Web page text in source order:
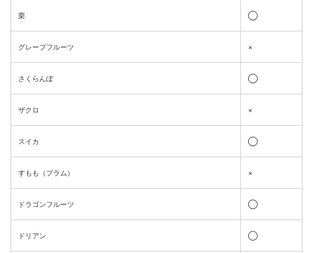
栗 ◯
グレープフルーツ ×
さくらんぼ ◯
ザクロ ×
スイカ ◯
すもも（プラム） ×
ドラゴンフルーツ ◯
ドリアン ◯